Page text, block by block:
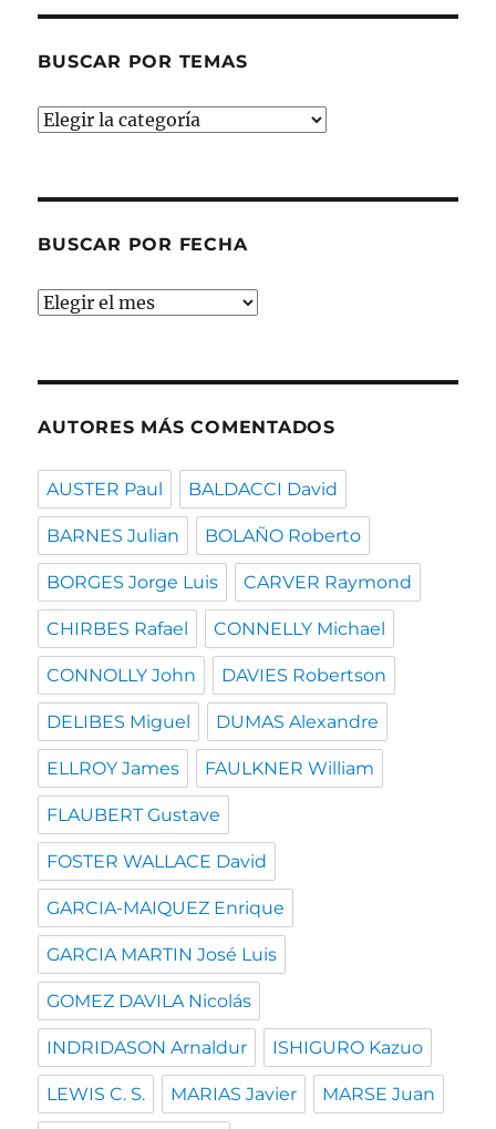
BUSCAR POR TEMAS
Buscar
BUSCAR POR FECHA
Buscar
AUTORES MÁS COMENTADOS
AUSTER Paul BALDACCI David
BARNES Julian BOLAÑO Roberto
BORGES Jorge Luis CARVER Raymond
CHIRBES Rafael CONNELLY Michael
CONNOLLY John DAVIES Robertson
DELIBES Miguel DUMAS Alexandre
ELLROY James FAULKNER William
FLAUBERT Gustave
FOSTER WALLACE David
GARCIA-MAIQUEZ Enrique
GARCIA MARTIN José Luis
GOMEZ DAVILA Nicolás
INDRIDASON Arnaldur ISHIGURO Kazuo
LEWIS C. S. MARIAS Javier MARSE Juan